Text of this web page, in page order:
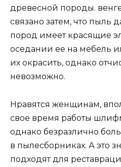
древесной породы.
связано затем, что пыль
пород имеет красящие
оседании ее на мебель
их окрасить, однако
невозможно.
Нравятся женщинам,
свое время работы
однако безразлично
в пылесборниках. А это
подходят для